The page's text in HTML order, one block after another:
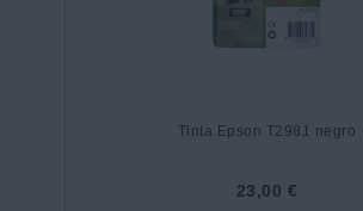
Tinta Epson T2981 negro
23,00 €